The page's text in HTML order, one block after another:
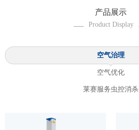
产品展示
Product Display
空气治理
空气优化
莱赛服务虫控消杀